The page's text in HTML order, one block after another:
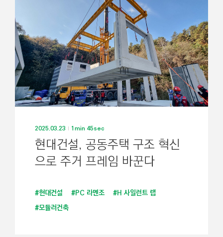
2025.03.23 1min 45sec
현대건설, 공동주택 구조 혁신
으로 주거 프레임 바꾼다
#현대건설 #PC 라멘조
#H 사일런트 랩
#모듈러건축